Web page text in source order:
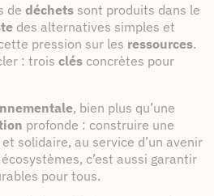
de déchets sont produits dans le
des alternatives simples et
pression sur les ressources.
: trois clés concrètes pour
, bien plus qu’une
profonde : construire une
solidaire, au service d’un avenir
c’est aussi garantir
pour tous.